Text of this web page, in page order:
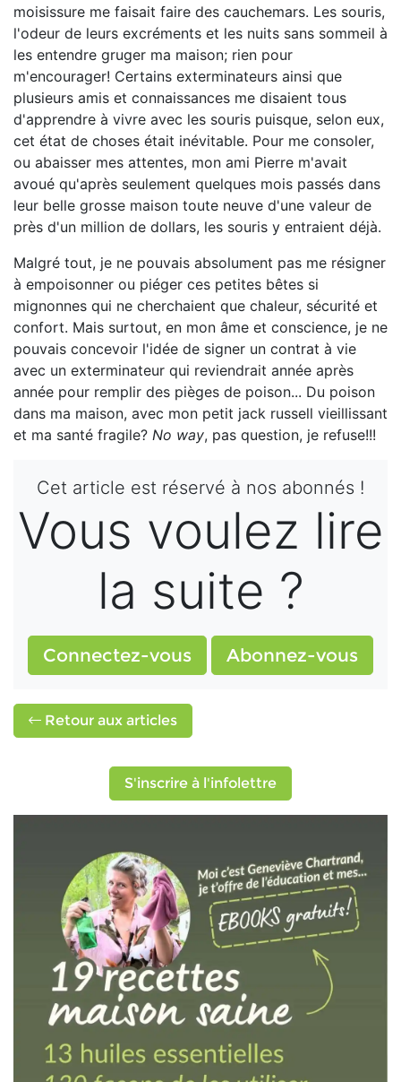
moisissure me faisait faire des cauchemars. Les souris,
l'odeur de leurs excréments et les nuits sans sommeil à
les entendre gruger ma maison; rien pour
m'encourager! Certains exterminateurs ainsi que
plusieurs amis et connaissances me disaient tous
d'apprendre à vivre avec les souris puisque, selon eux,
cet état de choses était inévitable. Pour me consoler,
ou abaisser mes attentes, mon ami Pierre m'avait
avoué qu'après seulement quelques mois passés dans
leur belle grosse maison toute neuve d'une valeur de
près d'un million de dollars, les souris y entraient déjà.
Malgré tout, je ne pouvais absolument pas me résigner
à empoisonner ou piéger ces petites bêtes si
mignonnes qui ne cherchaient que chaleur, sécurité et
confort. Mais surtout, en mon âme et conscience, je ne
pouvais concevoir l'idée de signer un contrat à vie
avec un exterminateur qui reviendrait année après
année pour remplir des pièges de poison... Du poison
dans ma maison, avec mon petit jack russell vieillissant
et ma santé fragile? No way, pas question, je refuse!!!
Cet article est réservé à nos abonnés !
Vous voulez lire
la suite ?
Connectez-vous Abonnez-vous
Retour aux articles
S'inscrire à l'infolettre